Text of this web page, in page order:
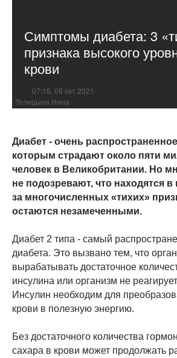
Симптомы диабета: 3
признака высокого
крови
07:16, 08 окт 2021
Телицына Нина
Диабет - очень
которым страдают около пяти
человек в Великобритании. Но
не подозревают, что находятся в
за многочисленных «тихих»
остаются незамеченными.
Диабет 2 типа - самый
диабета. Это вызвано тем, что
вырабатывать достаточное
инсулина или организм не
Инсулин необходим для
крови в полезную энергию.
Без достаточного количества
сахара в крови может продолжать